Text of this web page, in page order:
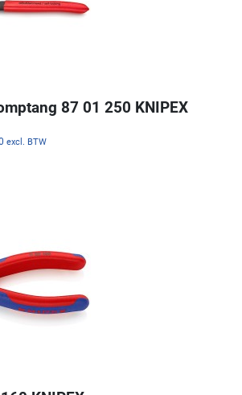
87 01 250 KNIPEX
excl. BTW